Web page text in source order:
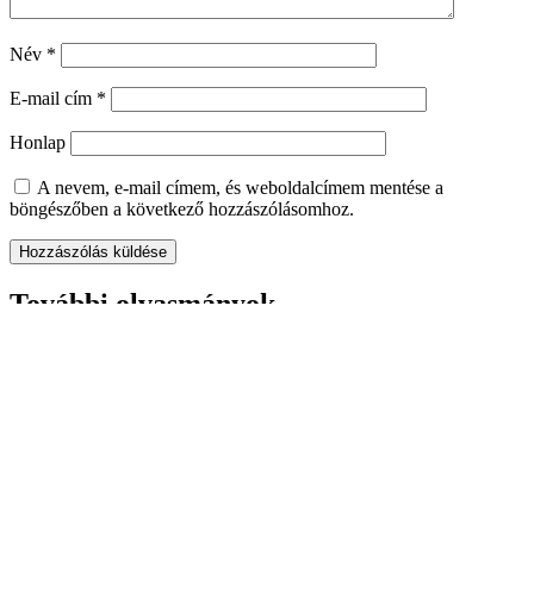
Név *
E-mail cím *
Honlap
A nevem, e-mail címem, és weboldalcímem mentése a
böngészőben a következő hozzászólásomhoz.
További olvasmányok